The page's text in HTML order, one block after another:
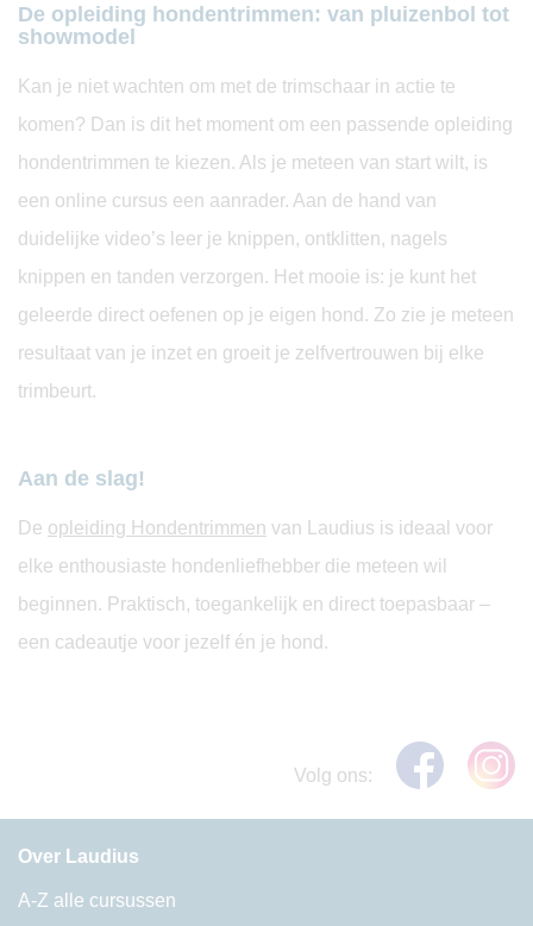
De opleiding hondentrimmen: van pluizenbol tot
showmodel
Kan je niet wachten om met de trimschaar in actie te
komen? Dan is dit het moment om een passende opleiding
hondentrimmen te kiezen. Als je meteen van start wilt, is
een online cursus een aanrader. Aan de hand van
duidelijke video’s leer je knippen, ontklitten, nagels
knippen en tanden verzorgen. Het mooie is: je kunt het
geleerde direct oefenen op je eigen hond. Zo zie je meteen
resultaat van je inzet en groeit je zelfvertrouwen bij elke
trimbeurt.
Aan de slag!
De opleiding Hondentrimmen van Laudius is ideaal voor
elke enthousiaste hondenliefhebber die meteen wil
beginnen. Praktisch, toegankelijk en direct toepasbaar –
een cadeautje voor jezelf én je hond.
Volg ons:
Over Laudius
A-Z alle cursussen